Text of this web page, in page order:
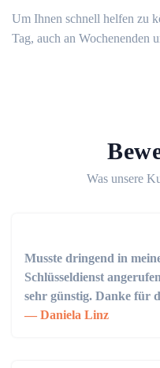
Um Ihnen schnell helfen zu
Tag, auch an Wochenenden
Was unsere
Musste dringend in
Schlüsseldienst
sehr günstig. Danke für
Daniela Linz